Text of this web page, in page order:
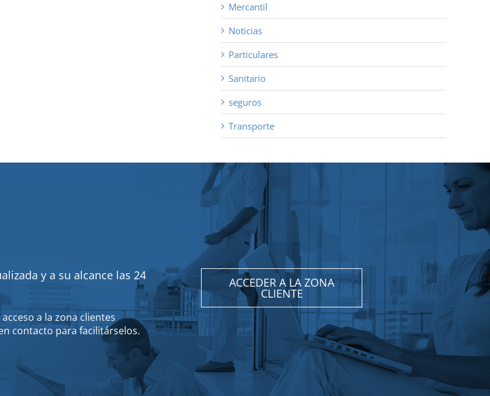
Mercantil
Noticias
Particulares
Sanitario
seguros
Transporte
y a su alcance las 24
a la zona clientes
contacto para facilitárselos.
ACCEDER A LA ZONA
CLIENTE